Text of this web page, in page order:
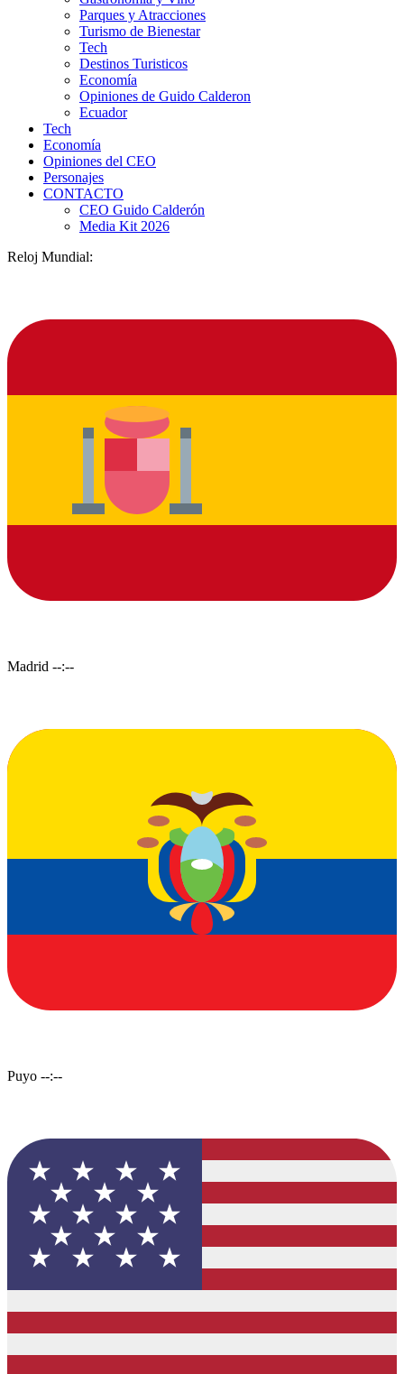
Parques y Atracciones
Turismo de Bienestar
Tech
Destinos Turisticos
Economía
Opiniones de Guido Calderon
Ecuador
Tech
Economía
Opiniones del CEO
Personajes
CONTACTO
CEO Guido Calderón
Media Kit 2026
Reloj Mundial:
Madrid --:--
Puyo --:--